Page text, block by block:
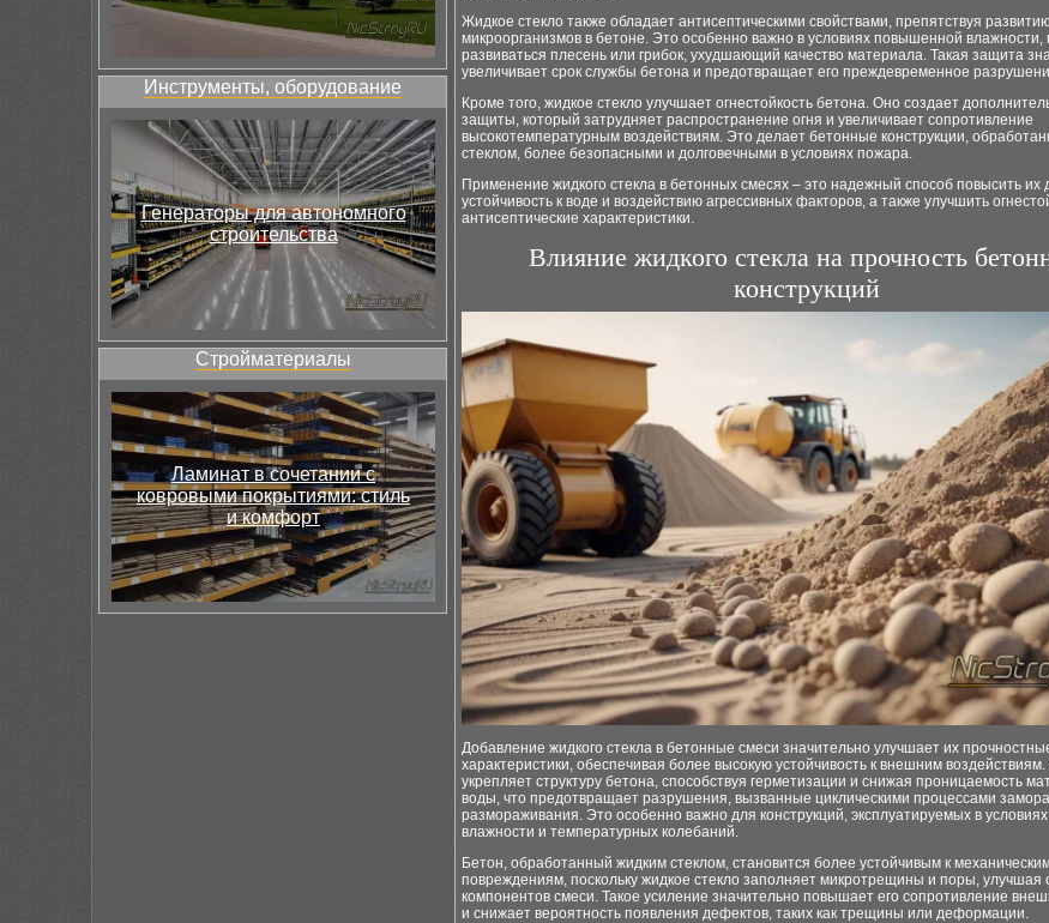
Инструменты, оборудование
Генераторы для автономного
строительства
Стройматериалы
Ламинат в сочетании с
ковровыми покрытиями: стиль
и комфорт
Жидкое стекло также обладает антисептическими свойствами, препятствуя
микроорганизмов в бетоне. Это особенно важно в условиях повышенной влажности,
развиваться плесень или грибок, ухудшающий качество материала. Такая защита
увеличивает срок службы бетона и предотвращает его преждевременное
Кроме того, жидкое стекло улучшает огнестойкость бетона. Оно создает
защиты, который затрудняет распространение огня и увеличивает сопротивление
высокотемпературным воздействиям. Это делает бетонные конструкции,
стеклом, более безопасными и долговечными в условиях пожара.
Применение жидкого стекла в бетонных смесях – это надежный способ повысить их
устойчивость к воде и воздействию агрессивных факторов, а также улучшить
антисептические характеристики.
Влияние жидкого стекла на прочность
конструкций
Добавление жидкого стекла в бетонные смеси значительно улучшает их
характеристики, обеспечивая более высокую устойчивость к внешним
укрепляет структуру бетона, способствуя герметизации и снижая проницаемость
воды, что предотвращает разрушения, вызванные циклическими процессами
размораживания. Это особенно важно для конструкций, эксплуатируемых в
влажности и температурных колебаний.
Бетон, обработанный жидким стеклом, становится более устойчивым к
повреждениям, поскольку жидкое стекло заполняет микротрещины и поры, улучшая
компонентов смеси. Такое усиление значительно повышает его сопротивление
и снижает вероятность появления дефектов, таких как трещины или деформации.